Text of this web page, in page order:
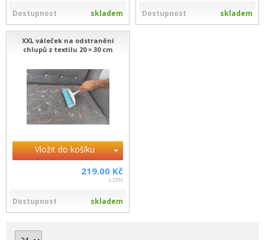
Dostupnost skladem Dostupnost skladem
XXL váleček na odstranění
chlupů z textilu 20 × 30 cm
Vložit do košíku
219.00 Kč
s DPH
Dostupnost skladem